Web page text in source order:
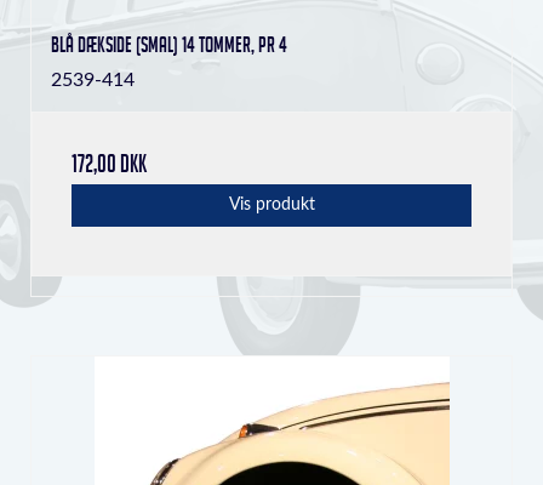
Blå dækside (smal) 14 tommer, pr 4
2539-414
172,00 DKK
Vis produkt